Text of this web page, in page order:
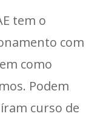
tem o
com
como
Podem
curso de